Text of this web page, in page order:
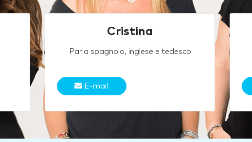
Cristina
Parla spagnolo, inglese e tedesco
E-mail